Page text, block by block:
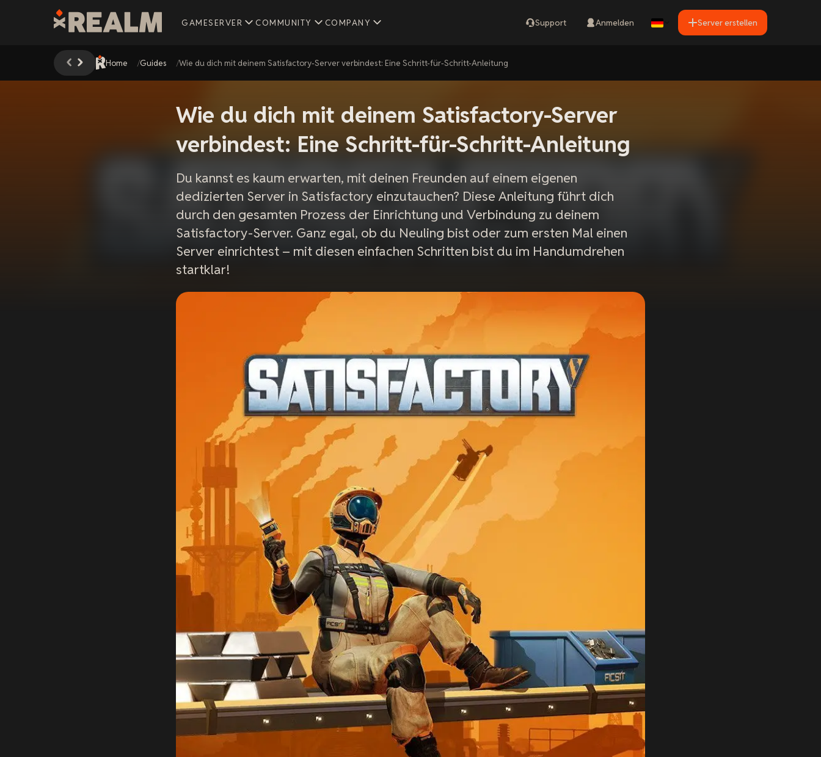
GAMESERVER COMMUNITY COMPANY Support Anmelden Server erstellen
Home Guides Wie du dich mit deinem Satisfactory-Server verbindest: Eine Schritt-für-Schritt-Anleitung
Wie du dich mit deinem Satisfactory-Server
verbindest: Eine Schritt-für-Schritt-Anleitung
Du kannst es kaum erwarten, mit deinen Freunden auf einem eigenen
dedizierten Server in Satisfactory einzutauchen? Diese Anleitung führt dich
durch den gesamten Prozess der Einrichtung und Verbindung zu deinem
Satisfactory-Server. Ganz egal, ob du Neuling bist oder zum ersten Mal einen
Server einrichtest – mit diesen einfachen Schritten bist du im Handumdrehen
startklar!